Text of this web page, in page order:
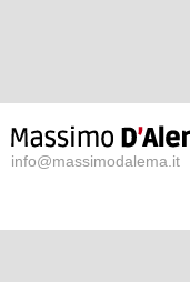
info@massimodalema.it